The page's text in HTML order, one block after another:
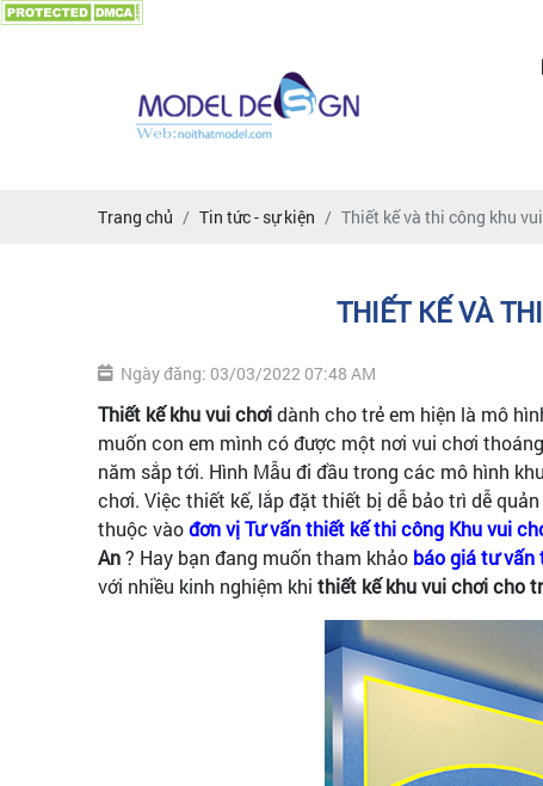
Trang chủ Tin tức - sự kiện Thiết kế và thi công khu
THIẾT KẾ VÀ
Ngày đăng: 03/03/2022 07:48 AM
Thiết kế khu vui chơidành cho trẻ em hiện là mô
muốn con em mình có được một nơi vui chơi
năm sắp tới. Hình Mẫu đi đầu trong các mô hình
chơi. Việc thiết kế, lắp đặt thiết bị dễ bảo trì dễ
thuộc vàođơn vị Tư vấn thiết kế thi công Khu vui
An? Hay bạn đang muốn tham khảo báo giá tư vấn
với nhiều kinh nghiệm khi thiết kế khu vui chơi cho